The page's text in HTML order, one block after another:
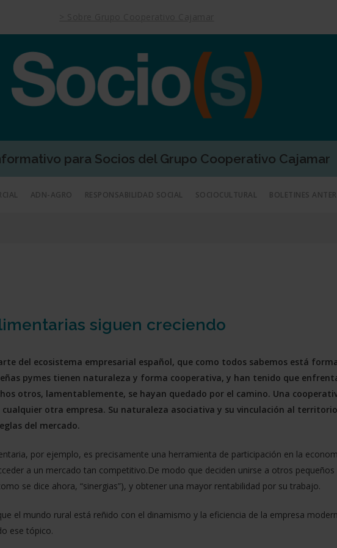
para Socios del Grupo Cooperativo Cajamar
ADN-AGRO RESPONSABILIDAD SOCIAL SOCIOCULTURAL BOLETINES
siguen creciendo
del ecosistema empresarial español, que como todos sabemos está
pymes tienen naturaleza y forma cooperativa, y han tenido que
otros, lamentablemente, se hayan quedado por el camino. Una
otra empresa. Su naturaleza asociativa y su vinculación al
del mercado.
por ejemplo, es precisamente una herramienta de participación en la
a un mercado tan competitivo.De modo que deciden unirse a otros
se dice ahora, “sinergias”), y obtener una mayor rentabilidad por su trabajo.
el mundo rural está reñido con el dinamismo y la eficiencia de la empresa
ese tópico.